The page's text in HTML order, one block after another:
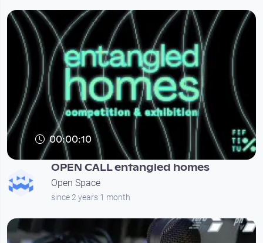
00:00:10
entangled homes
OPEN CALL entangled homes
Open Space
since 2 years 1 month